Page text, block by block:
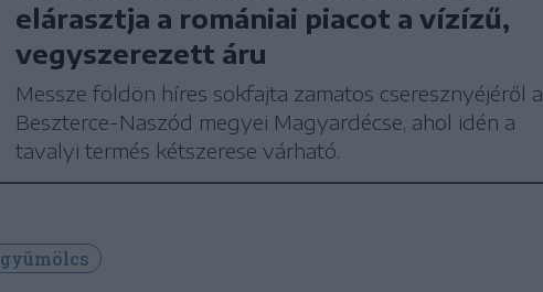
elárasztja a romániai piacot a vízízű,
vegyszerezett áru
Messze földön híres sokfajta zamatos cseresznyéjéről a
Beszterce-Naszód megyei Magyardécse, ahol idén a
tavalyi termés kétszerese várható.
gyümölcs